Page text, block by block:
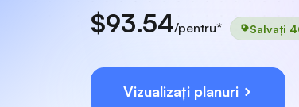
$93.54/pentru* Salvați
Vizualizați planuri